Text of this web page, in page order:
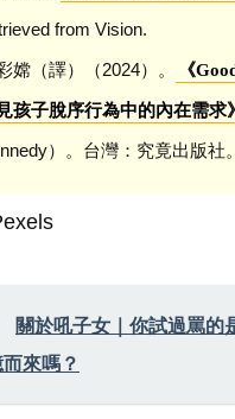
from Vision.
嫦（譯）（2024）。
《
孩子脫序行為中的內在需求》
）。台灣：究竟出版社。
關於吼子女｜你試過罵的
來嗎？